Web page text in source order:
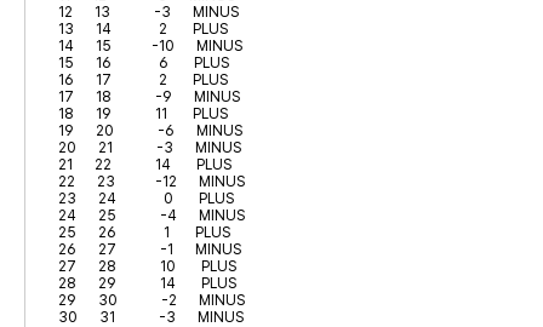
12      13            -3      MINUS
13      14             2       PLUS
14      15           -10      MINUS
15      16             6       PLUS
16      17             2       PLUS
17      18            -9      MINUS
18      19            11       PLUS
19      20            -6      MINUS
20      21            -3      MINUS
21      22            14       PLUS
22      23           -12      MINUS
23      24             0       PLUS
24      25            -4      MINUS
25      26             1       PLUS
26      27            -1      MINUS
27      28            10       PLUS
28      29            14       PLUS
29      30            -2      MINUS
30      31            -3      MINUS